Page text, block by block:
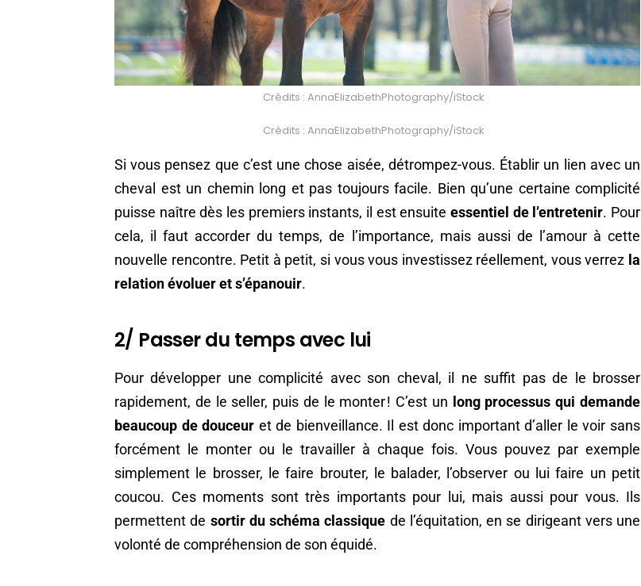
Crédits : AnnaElizabethPhotography/iStock
Crédits : AnnaElizabethPhotography/iStock
Si vous pensez que c’est une chose aisée, détrompez-vous. Établir un lien avec un
cheval est un chemin long et pas toujours facile. Bien qu’une certaine complicité
puisse naître dès les premiers instants, il est ensuite essentiel de l’entretenir. Pour
cela, il faut accorder du temps, de l’importance, mais aussi de l’amour à cette
nouvelle rencontre. Petit à petit, si vous vous investissez réellement, vous verrez la
relation évoluer et s’épanouir.
2/ Passer du temps avec lui
Pour développer une complicité avec son cheval, il ne suffit pas de le brosser
rapidement, de le seller, puis de le monter ! C’est un long processus qui demande
beaucoup de douceur et de bienveillance. Il est donc important d’aller le voir sans
forcément le monter ou le travailler à chaque fois. Vous pouvez par exemple
simplement le brosser, le faire brouter, le balader, l’observer ou lui faire un petit
coucou. Ces moments sont très importants pour lui, mais aussi pour vous. Ils
permettent de sortir du schéma classique de l’équitation, en se dirigeant vers une
volonté de compréhension de son équidé.